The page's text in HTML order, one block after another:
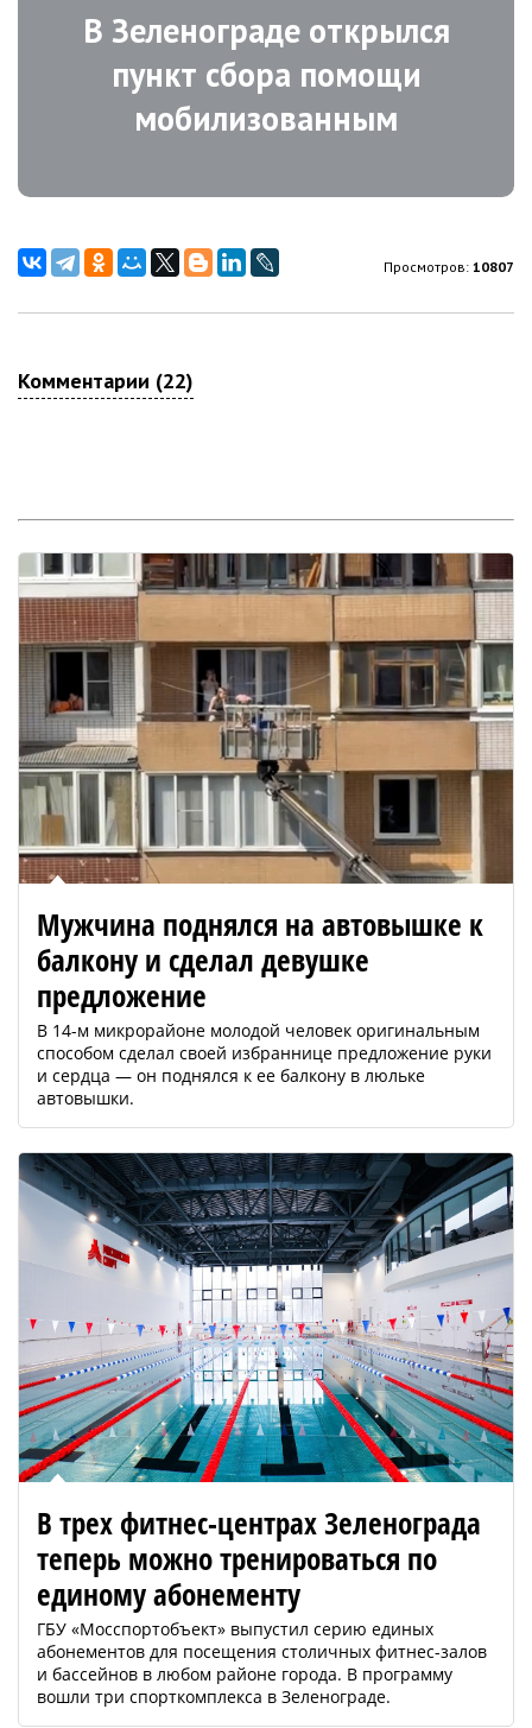
В Зеленограде открылся
пункт сбора помощи
мобилизованным
Просмотров: 10807
Комментарии (22)
Мужчина поднялся на автовышке к
балкону и сделал девушке
предложение
В 14-м микрорайоне молодой человек оригинальным
способом сделал своей избраннице предложение руки
и сердца — он поднялся к ее балкону в люльке
автовышки.
В трех фитнес-центрах Зеленограда
теперь можно тренироваться по
единому абонементу
ГБУ «Мосспортобъект» выпустил серию единых
абонементов для посещения столичных фитнес-залов
и бассейнов в любом районе города. В программу
вошли три спорткомплекса в Зеленограде.